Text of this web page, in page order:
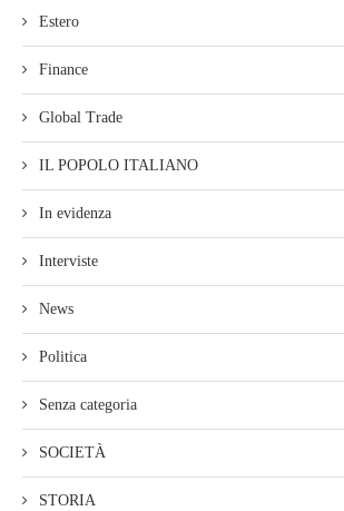
Estero
Finance
Global Trade
IL POPOLO ITALIANO
In evidenza
Interviste
News
Politica
Senza categoria
SOCIETÀ
STORIA